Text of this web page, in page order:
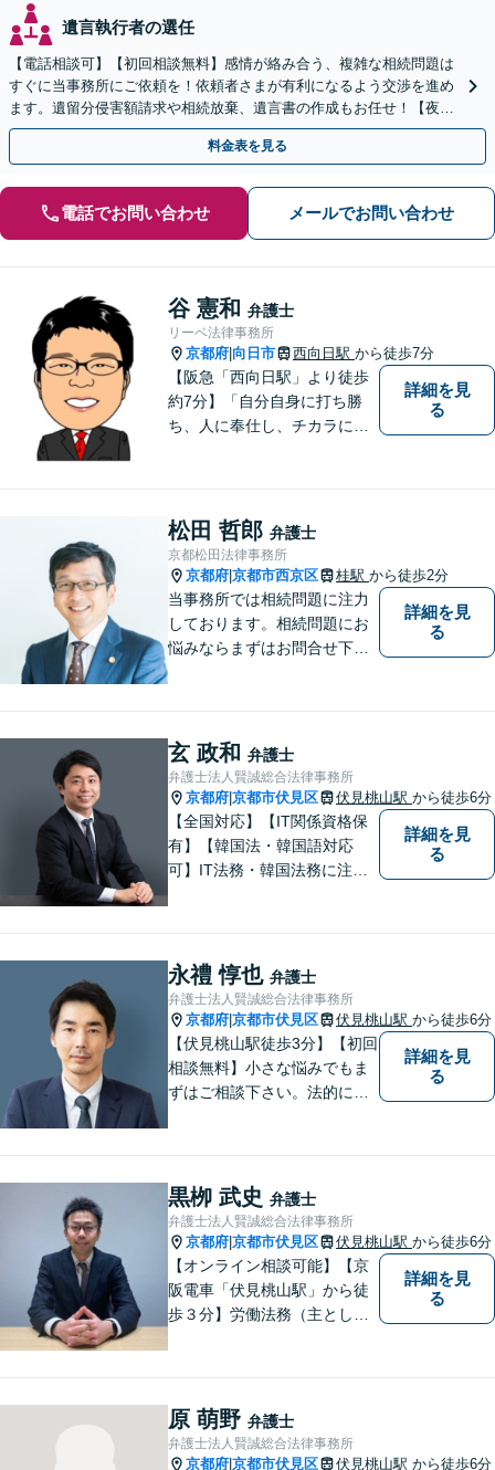
遺言執行者の選任
【電話相談可】【初回相談無料】感情が絡み合う、複雑な相続問題は
すぐに当事務所にご依頼を！依頼者さまが有利になるよう交渉を進め
ます。遺留分侵害額請求や相続放棄、遺言書の作成もお任せ！【夜
間・休日面談】【完全個室】【出張サービス】【樟葉駅3分】
料金表を見る
電話でお問い合わせ メールでお問い合わせ
谷 憲和 弁護士
リーベ法律事務所
京都府 向日市 西向日駅 から徒歩7分
【阪急「西向日駅」より徒歩
約7分】「自分自身に打ち勝
ち、人に奉仕し、チカラにな
じて弁護活動をおこなってま
いります。お気軽にご相談く
ださい。
詳細を見
る
松田 哲郎 弁護士
京都松田法律事務所
京都府 京都市西京区 桂駅 から徒歩2分
当事務所では相続問題に注力
しております。相続問題にお
悩みならまずはお問合せ下さ
詳細を見
る
玄 政和 弁護士
弁護士法人賢誠総合法律事務所
京都府 京都市伏見区 伏見桃山駅 から徒歩6分
【全国対応】【IT関係資格保
有】【韓国法・韓国語対応
可】IT法務・韓国法務に注力
詳細を見
る
永禮 惇也 弁護士
弁護士法人賢誠総合法律事務所
京都府 京都市伏見区 伏見桃山駅 から徒歩6分
【伏見桃山駅徒歩3分】【初回
相談無料】小さな悩みでもま
ずはご相談下さい。法的に無
／相続／企業法務など幅広く
対応可能。【休日・夜間対応
可】
詳細を見
る
黒栁 武史 弁護士
弁護士法人賢誠総合法律事務所
京都府 京都市伏見区 伏見桃山駅 から徒歩6分
【オンライン相談可能】【京
阪電車「伏見桃山駅」から徒
歩３分】労働法務（主として
件、建築事件などの幅広い分
野でも経験を積んでおりま
す。お気軽にご相談くださ
詳細を見
る
原 萌野 弁護士
弁護士法人賢誠総合法律事務所
京都府 京都市伏見区 伏見桃山駅 から徒歩6分